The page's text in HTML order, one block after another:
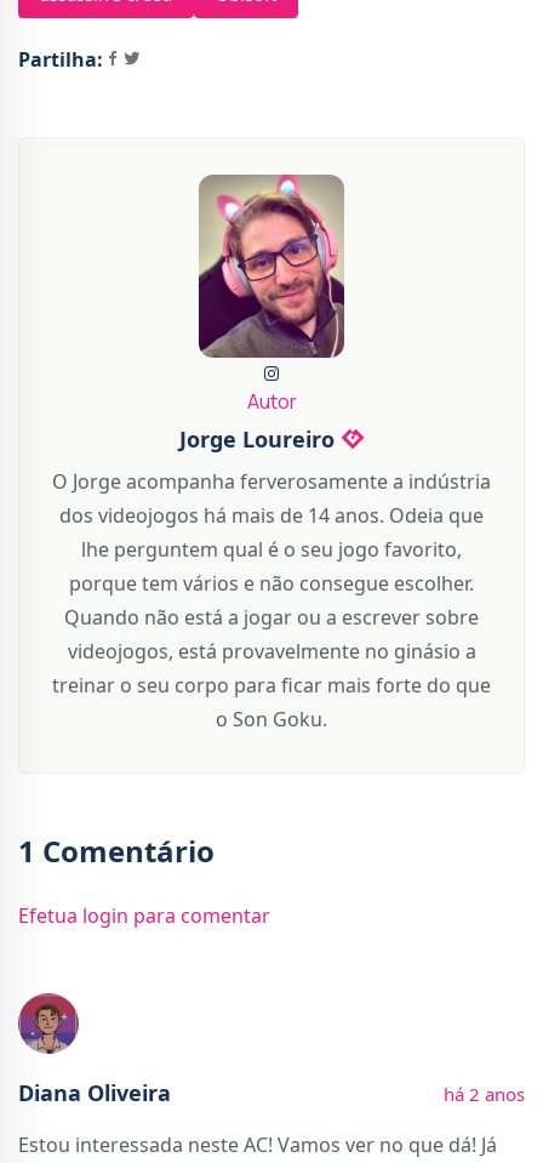
Partilha:
Autor
Jorge Loureiro
O Jorge acompanha ferverosamente a indústria
dos videojogos há mais de 14 anos. Odeia que
lhe perguntem qual é o seu jogo favorito,
porque tem vários e não consegue escolher.
Quando não está a jogar ou a escrever sobre
videojogos, está provavelmente no ginásio a
treinar o seu corpo para ficar mais forte do que
o Son Goku.
1 Comentário
Efetua login para comentar
Diana Oliveira há 2 anos
Estou interessada neste AC! Vamos ver no que dá! Já